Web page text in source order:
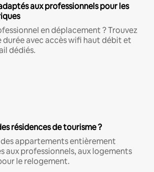
aux professionnels pour les
en déplacement ? Trouvez
durée avec accès wifi haut débit et
dédiés.
résidences de tourisme ?
appartements entièrement
aux professionnels, aux logements
le relogement.